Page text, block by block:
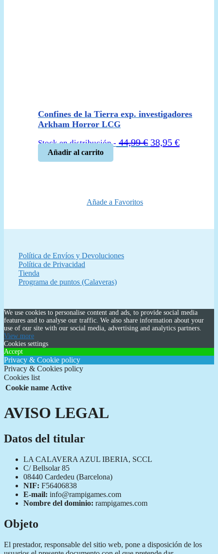
Confines de la Tierra exp. investigadores
Arkham Horror LCG
Stock en distribución - 44,99€ El
38,95 €El
Añadir al carrito
Añade a Favoritos
Política de Envíos y Devoluciones
Política de Privacidad
Tienda
Programa de puntos (Calaveras)
We use cookies to personalise content and ads, to provide social media
features and to analyse our traffic. We also share information about your
use of our site with our social media, advertising and analytics partners.
View more
Cookies settings
Accept
Privacy & Cookie policy
Privacy & Cookies policy
Cookies list
Cookie name Active
AVISO LEGAL
Datos del titular
LA CALAVERA AZUL IBERIA, SCCL
C/ Bellsolar 85
08440 Cardedeu (Barcelona)
NIF: F56406838
E-mail: info@rampigames.com
Nombre del dominio: rampigames.com
Objeto
El prestador, responsable del sitio web, pone a disposición de los